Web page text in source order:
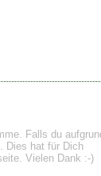
Falls du
Dies hat für Dich
Vielen Dank :-)